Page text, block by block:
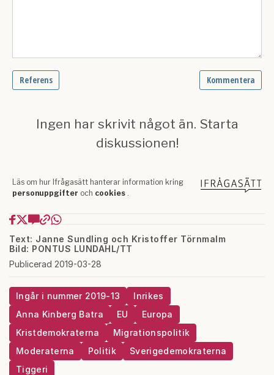
Text: Janne Sundling och Kristoffer Törnmalm
Bild: PONTUS LUNDAHL/TT
Publicerad 2019-03-28
Ingår i nummer 2019-13
Inrikes
Anna Kinberg Batra
EU
Europa
Kristdemokraterna
Migrationspolitik
Moderaterna
Politik
Sverigedemokraterna
Tiggeri